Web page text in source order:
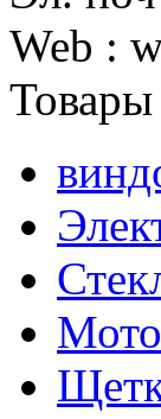
Web :
Товары